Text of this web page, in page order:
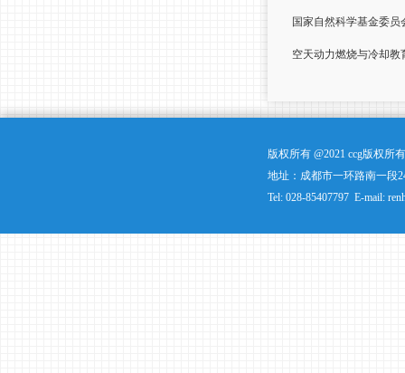
国家自然科学基金委员
空天动力燃烧与冷却教
版权所有 @2021 ccg版权所
地址：成都市一环路南一段
Tel: 028-85407797 E-mail: